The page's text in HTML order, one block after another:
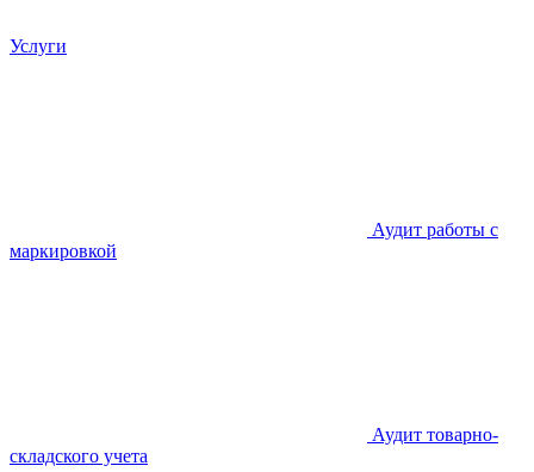
Услуги
Аудит работы с
маркировкой
Аудит товарно-
складского учета